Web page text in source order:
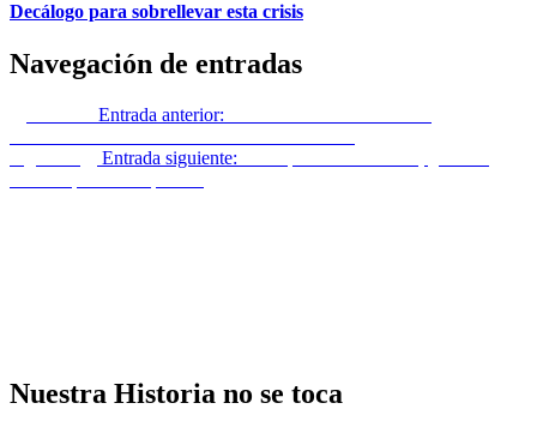
Decálogo para sobrellevar esta crisis
Navegación de entradas
Entrada anterior:
Entrada siguiente:
Nuestra Historia no se toca